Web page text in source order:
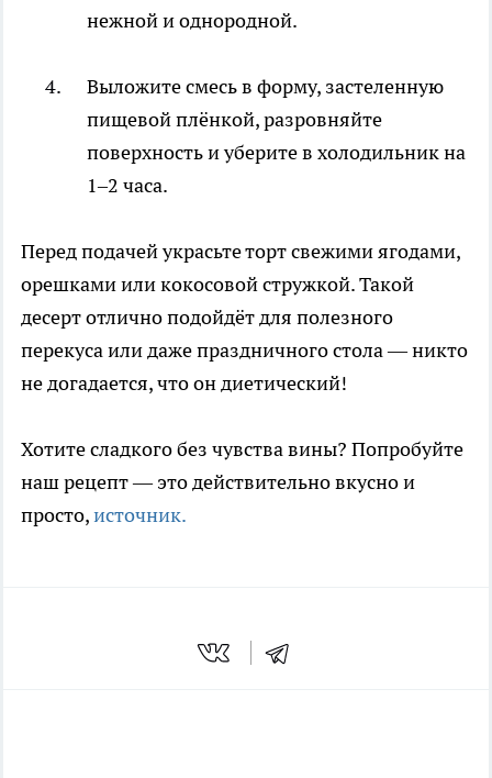
нежной и однородной.
Выложите смесь в форму, застеленную
пищевой плёнкой, разровняйте
поверхность и уберите в холодильник на
1–2 часа.
Перед подачей украсьте торт свежими ягодами,
орешками или кокосовой стружкой. Такой
десерт отлично подойдёт для полезного
перекуса или даже праздничного стола — никто
не догадается, что он диетический!
Хотите сладкого без чувства вины? Попробуйте
наш рецепт — это действительно вкусно и
просто,источник.